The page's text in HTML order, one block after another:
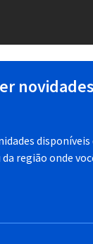
disponíveis
região onde